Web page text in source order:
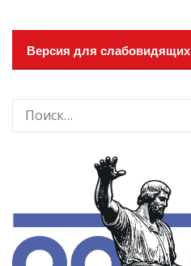
Версия для слабовидящих